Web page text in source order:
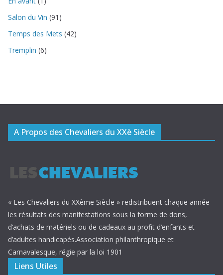
Salon du Vin (91)
Temps des Mets (42)
Tremplin (6)
A Propos des Chevaliers du XXè Siècle
« Les Chevaliers du XXème Siècle » redistribuent chaque année
les résultats des manifestations sous la forme de dons,
d’achats de matériels ou de cadeaux au profit d’enfants et
d’adultes handicapés.Association philanthropique et
Carnavalesque, régie par la loi 1901
Liens Utiles